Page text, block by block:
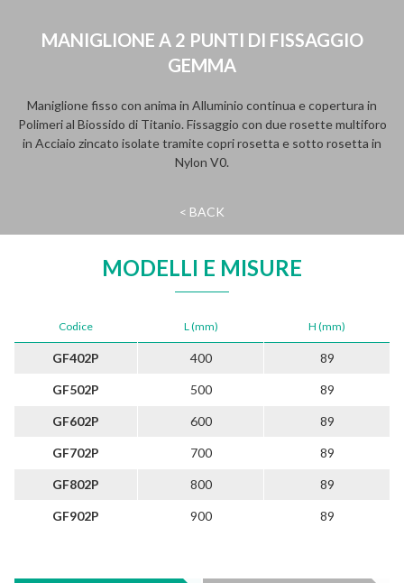
MANIGLIONE A 2 PUNTI DI FISSAGGIO
GEMMA
Maniglione fisso con anima in Alluminio continua e copertura in
Polimeri al Biossido di Titanio. Fissaggio con due rosette multiforo
in Acciaio zincato isolate tramite copri rosetta e sotto rosetta in
Nylon V0.
< BACK
MODELLI E MISURE
Codice L (mm) H (mm)
GF402P 400 89
GF502P 500 89
GF602P 600 89
GF702P 700 89
GF802P 800 89
GF902P 900 89